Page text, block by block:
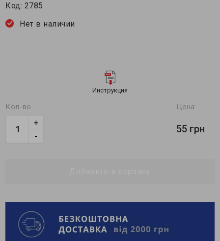
Код: 2785
Нет в наличии
Инструкция
Кол-во
-
+
Цена:
55 грн